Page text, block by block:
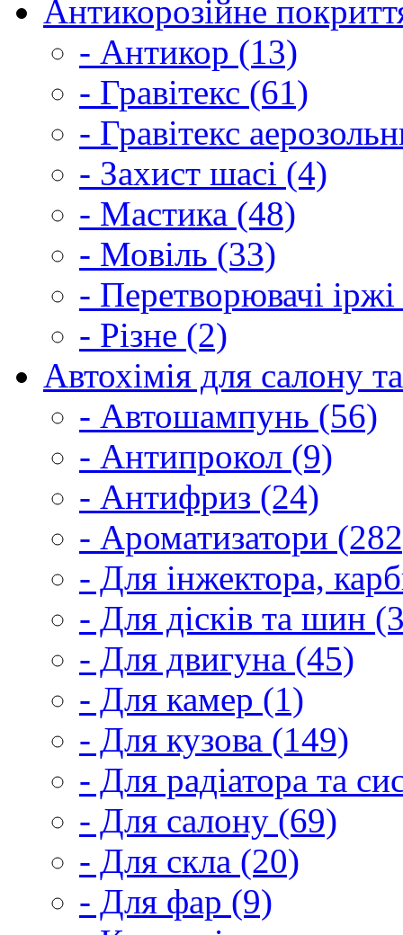
Антикорозійне
- Антикор (13)
- Гравітекс (61)
- Гравітекс
- Захист шасі (4)
- Мастика (48)
- Мовіль (33)
- Перетворювачі
- Різне (2)
Автохімія для салону
- Автошампунь (56)
- Антипрокол (9)
- Антифриз (24)
- Ароматизатори
- Для інжектора,
- Для дісків та шин
- Для двигуна (45)
- Для камер (1)
- Для кузова (149)
- Для радіатора та
- Для салону (69)
- Для скла (20)
- Для фар (9)